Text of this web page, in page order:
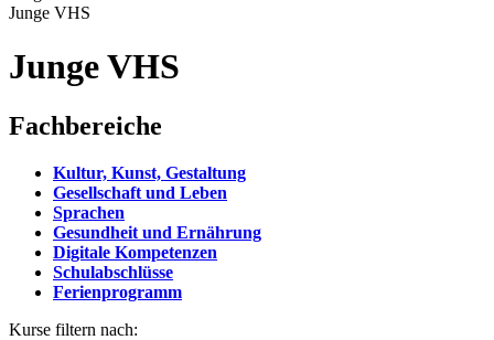
Junge VHS
Junge VHS
Fachbereiche
Kultur, Kunst, Gestaltung
Gesellschaft und Leben
Sprachen
Gesundheit und Ernährung
Digitale Kompetenzen
Schulabschlüsse
Ferienprogramm
Kurse filtern nach: